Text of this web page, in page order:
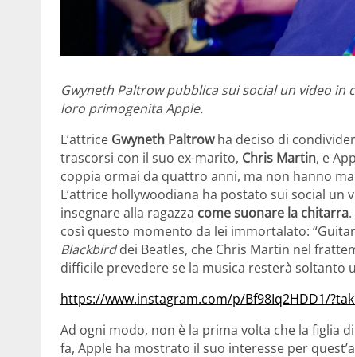
Gwyneth Paltrow pubblica sui social un video
loro primogenita Apple.
L’attrice Gwyneth Paltrowha deciso di
trascorsi con il suo ex-marito, Chris Martin, e
coppia ormai da quattro anni, ma non hanno
L’attrice hollywoodiana ha postato sui social un
insegnare alla ragazza come suonare la chitarra
così questo momento da lei immortalato:
Blackbirddei Beatles, che Chris Martin nel
difficile prevedere se la musica resterà soltanto
https://www.instagram.com/p/Bf98Iq2HDD1/
Ad ogni modo, non è la prima volta che la figlia
fa, Apple ha mostrato il suo interesse per